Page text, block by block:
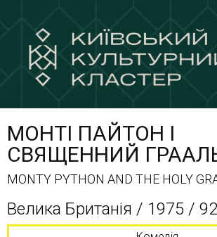
МОНТІ ПАЙТОН I
СВЯЩЕННИЙ
MONTY PYTHON AND THE HOLY
Велика Британія / 1975 /